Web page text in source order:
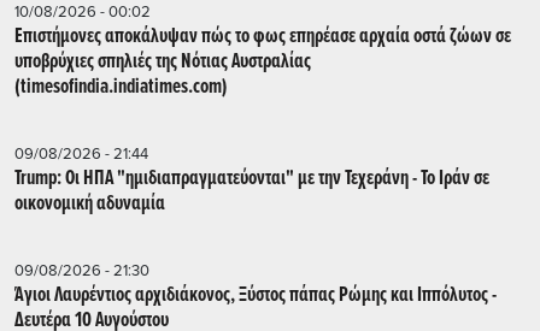
10/08/2026 - 00:02
Επιστήμονες αποκάλυψαν πώς το φως επηρέασε αρχαία οστά ζώων σε
υποβρύχιες σπηλιές της Νότιας Αυστραλίας
(timesofindia.indiatimes.com)
09/08/2026 - 21:44
Trump: Οι ΗΠΑ "ημιδιαπραγματεύονται" με την Τεχεράνη - Το Ιράν σε
οικονομική αδυναμία
09/08/2026 - 21:30
Άγιοι Λαυρέντιος αρχιδιάκονος, Ξύστος πάπας Ρώμης και Ιππόλυτος -
Δευτέρα 10 Αυγούστου